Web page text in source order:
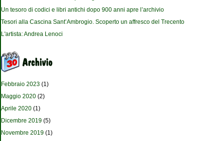
Un tesoro di codici e libri antichi dopo 900 anni apre l’archivio
Tesori alla Cascina Sant’Ambrogio. Scoperto un affresco del Trecento
L'artista: Andrea Lenoci
Febbraio 2023 (1)
Maggio 2020 (2)
Aprile 2020 (1)
Dicembre 2019 (5)
Novembre 2019 (1)